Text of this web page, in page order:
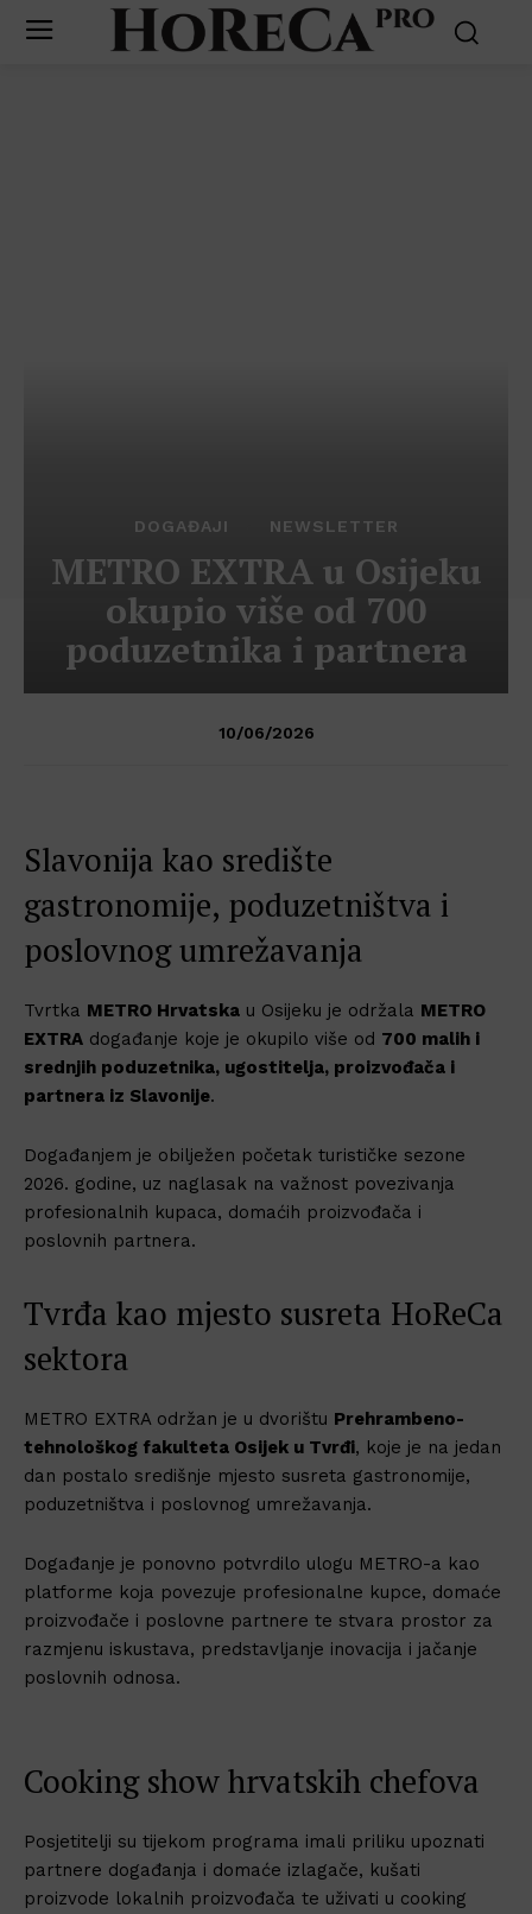
DOGAĐAJI NEWSLETTER
METRO EXTRA u Osijeku
okupio više od 700
poduzetnika i partnera
10/06/2026
Slavonija kao središte
gastronomije, poduzetništva i
poslovnog umrežavanja
Tvrtka METRO Hrvatska u Osijeku je održala METRO
EXTRA događanje koje je okupilo više od 700 malih i
srednjih poduzetnika, ugostitelja, proizvođača i
partnera iz Slavonije.
Događanjem je obilježen početak turističke sezone
2026. godine, uz naglasak na važnost povezivanja
profesionalnih kupaca, domaćih proizvođača i
poslovnih partnera.
Tvrđa kao mjesto susreta HoReCa
sektora
METRO EXTRA održan je u dvorištu Prehrambeno-
tehnološkog fakulteta Osijek u Tvrđi, koje je na jedan
dan postalo središnje mjesto susreta gastronomije,
poduzetništva i poslovnog umrežavanja.
Događanje je ponovno potvrdilo ulogu METRO-a kao
platforme koja povezuje profesionalne kupce, domaće
proizvođače i poslovne partnere te stvara prostor za
razmjenu iskustava, predstavljanje inovacija i jačanje
poslovnih odnosa.
Cooking show hrvatskih chefova
Posjetitelji su tijekom programa imali priliku upoznati
partnere događanja i domaće izlagače, kušati
proizvode lokalnih proizvođača te uživati u cooking